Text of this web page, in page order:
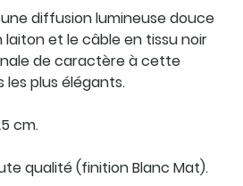
diffusion lumineuse douce
et le câble en tissu noir
de caractère à cette
plus élégants.
cm.
qualité (finition Blanc Mat).